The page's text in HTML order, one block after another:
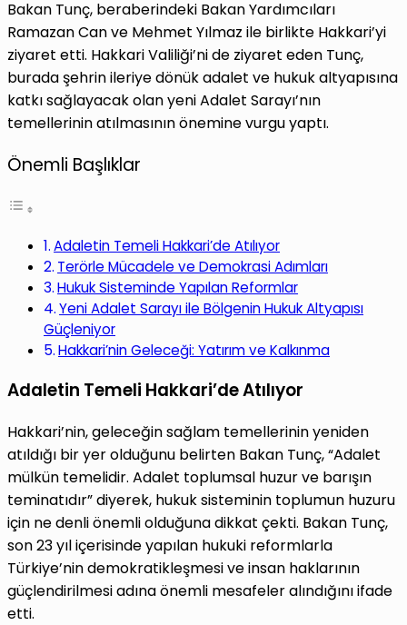
Bakan Tunç, beraberindeki Bakan Yardımcıları
Ramazan Can ve Mehmet Yılmaz ile birlikte Hakkari’yi
ziyaret etti. Hakkari Valiliği’ni de ziyaret eden Tunç,
burada şehrin ileriye dönük adalet ve hukuk altyapısına
katkı sağlayacak olan yeni Adalet Sarayı’nın
temellerinin atılmasının önemine vurgu yaptı.
Önemli Başlıklar
Adaletin Temeli Hakkari’de Atılıyor
Terörle Mücadele ve Demokrasi Adımları
Hukuk Sisteminde Yapılan Reformlar
Yeni Adalet Sarayı ile Bölgenin Hukuk Altyapısı
Güçleniyor
Hakkari’nin Geleceği: Yatırım ve Kalkınma
Adaletin Temeli Hakkari’de Atılıyor
Hakkari’nin, geleceğin sağlam temellerinin yeniden
atıldığı bir yer olduğunu belirten Bakan Tunç, “Adalet
mülkün temelidir. Adalet toplumsal huzur ve barışın
teminatıdır” diyerek, hukuk sisteminin toplumun huzuru
için ne denli önemli olduğuna dikkat çekti. Bakan Tunç,
son 23 yıl içerisinde yapılan hukuki reformlarla
Türkiye’nin demokratikleşmesi ve insan haklarının
güçlendirilmesi adına önemli mesafeler alındığını ifade
etti.